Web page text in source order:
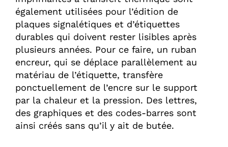
également utilisées pour l’édition de
plaques signalétiques et d’étiquettes
durables qui doivent rester lisibles après
plusieurs années. Pour ce faire, un ruban
encreur, qui se déplace parallèlement au
matériau de l’étiquette, transfère
ponctuellement de l’encre sur le support
par la chaleur et la pression. Des lettres,
des graphiques et des codes-barres sont
ainsi créés sans qu’il y ait de butée.